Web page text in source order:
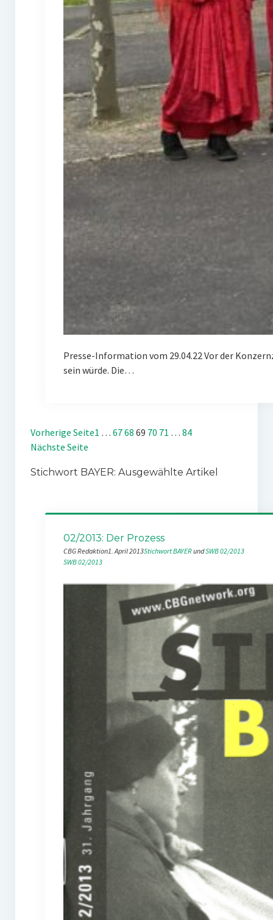
Presse-Information vom 29.04.22 Vor der
sein würde. Die…
Vorherige Seite1 … 6768 69 70 71 … 84
Nächste Seite
Stichwort BAYER: Ausgewählte Artikel
02/2013: Der Prozess
CBG Redaktion1. April 2013Stichwort BAYER und SWB 02/2013
SWB 02/2013